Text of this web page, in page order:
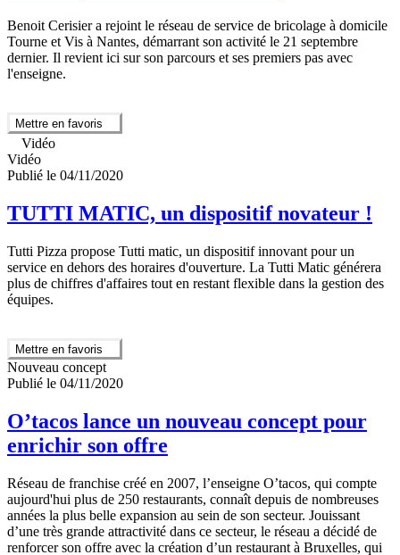
Benoit Cerisier a rejoint le réseau de service de bricolage à domicile
Tourne et Vis à Nantes, démarrant son activité le 21 septembre
dernier. Il revient ici sur son parcours et ses premiers pas avec
l'enseigne.
Mettre en favoris
Vidéo
Vidéo
Publié le 04/11/2020
TUTTI MATIC, un dispositif novateur !
Tutti Pizza propose Tutti matic, un dispositif innovant pour un
service en dehors des horaires d'ouverture. La Tutti Matic générera
plus de chiffres d'affaires tout en restant flexible dans la gestion des
équipes.
Mettre en favoris
Nouveau concept
Publié le 04/11/2020
O’tacos lance un nouveau concept pour
enrichir son offre
Réseau de franchise créé en 2007, l’enseigne O’tacos, qui compte
aujourd'hui plus de 250 restaurants, connaît depuis de nombreuses
années la plus belle expansion au sein de son secteur. Jouissant
d’une très grande attractivité dans ce secteur, le réseau a décidé de
renforcer son offre avec la création d’un restaurant à Bruxelles, qui